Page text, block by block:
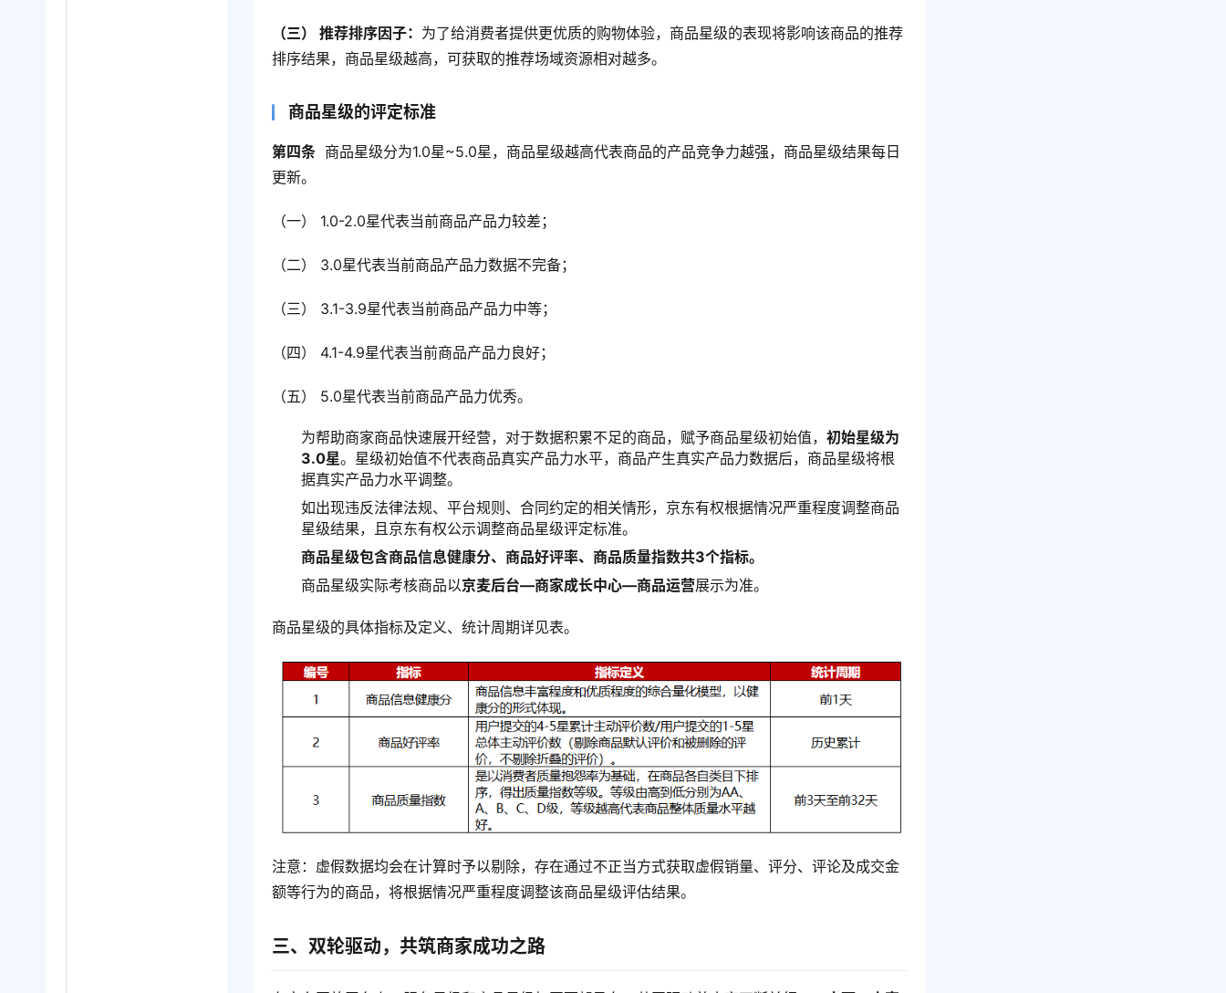
（三） 推荐排序因子： 为了给消费者提供更优质的购物体验，商品星级的表现将影响该商品的推荐
排序结果，商品星级越高，可获取的推荐场域资源相对越多。
商品星级的评定标准
第四条 商品星级分为1.0星~5.0星，商品星级越高代表商品的产品竞争力越强，商品星级结果每日
更新。
（一） 1.0-2.0星代表当前商品产品力较差；
（二） 3.0星代表当前商品产品力数据不完备；
（三） 3.1-3.9星代表当前商品产品力中等；
（四） 4.1-4.9星代表当前商品产品力良好；
（五） 5.0星代表当前商品产品力优秀。
为帮助商家商品快速展开经营，对于数据积累不足的商品，赋予商品星级初始值，初始星级为
3.0星。星级初始值不代表商品真实产品力水平，商品产生真实产品力数据后，商品星级将根
据真实产品力水平调整。
如出现违反法律法规、平台规则、合同约定的相关情形，京东有权根据情况严重程度调整商品
星级结果，且京东有权公示调整商品星级评定标准。
商品星级包含商品信息健康分、商品好评率、商品质量指数共3个指标。
商品星级实际考核商品以京麦后台—商家成长中心—商品运营展示为准。
商品星级的具体指标及定义、统计周期详见表。
注意：虚假数据均会在计算时予以剔除，存在通过不正当方式获取虚假销量、评分、评论及成交金
额等行为的商品，将根据情况严重程度调整该商品星级评估结果。
三、双轮驱动，共筑商家成功之路